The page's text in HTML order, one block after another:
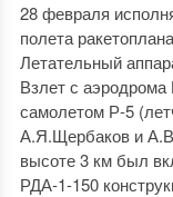
28 февраля
полета
Летательный
Взлет с аэродрома
самолетом Р-5
А.Я.Щербаков и
высоте 3 км был
РДА-1-150